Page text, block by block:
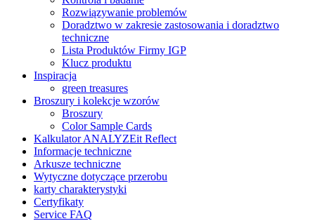
Rozwiązywanie problemów
Doradztwo w zakresie zastosowania i doradztwo
techniczne
Lista Produktów Firmy IGP
Klucz produktu
Inspiracja
green treasures
Broszury i kolekcje wzorów
Broszury
Color Sample Cards
Kalkulator ANALYZEit Reflect
Informacje techniczne
Arkusze techniczne
Wytyczne dotyczące przerobu
karty charakterystyki
Certyfikaty
Service FAQ